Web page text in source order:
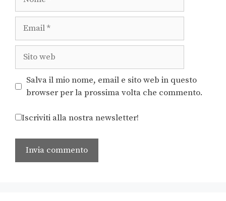
Salva il mio nome, email e sito web in questo
browser per la prossima volta che commento.
Iscriviti alla nostra newsletter!